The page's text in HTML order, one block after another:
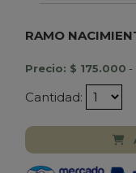
RAMO
Precio: $ 175.000 -
Cantidad: